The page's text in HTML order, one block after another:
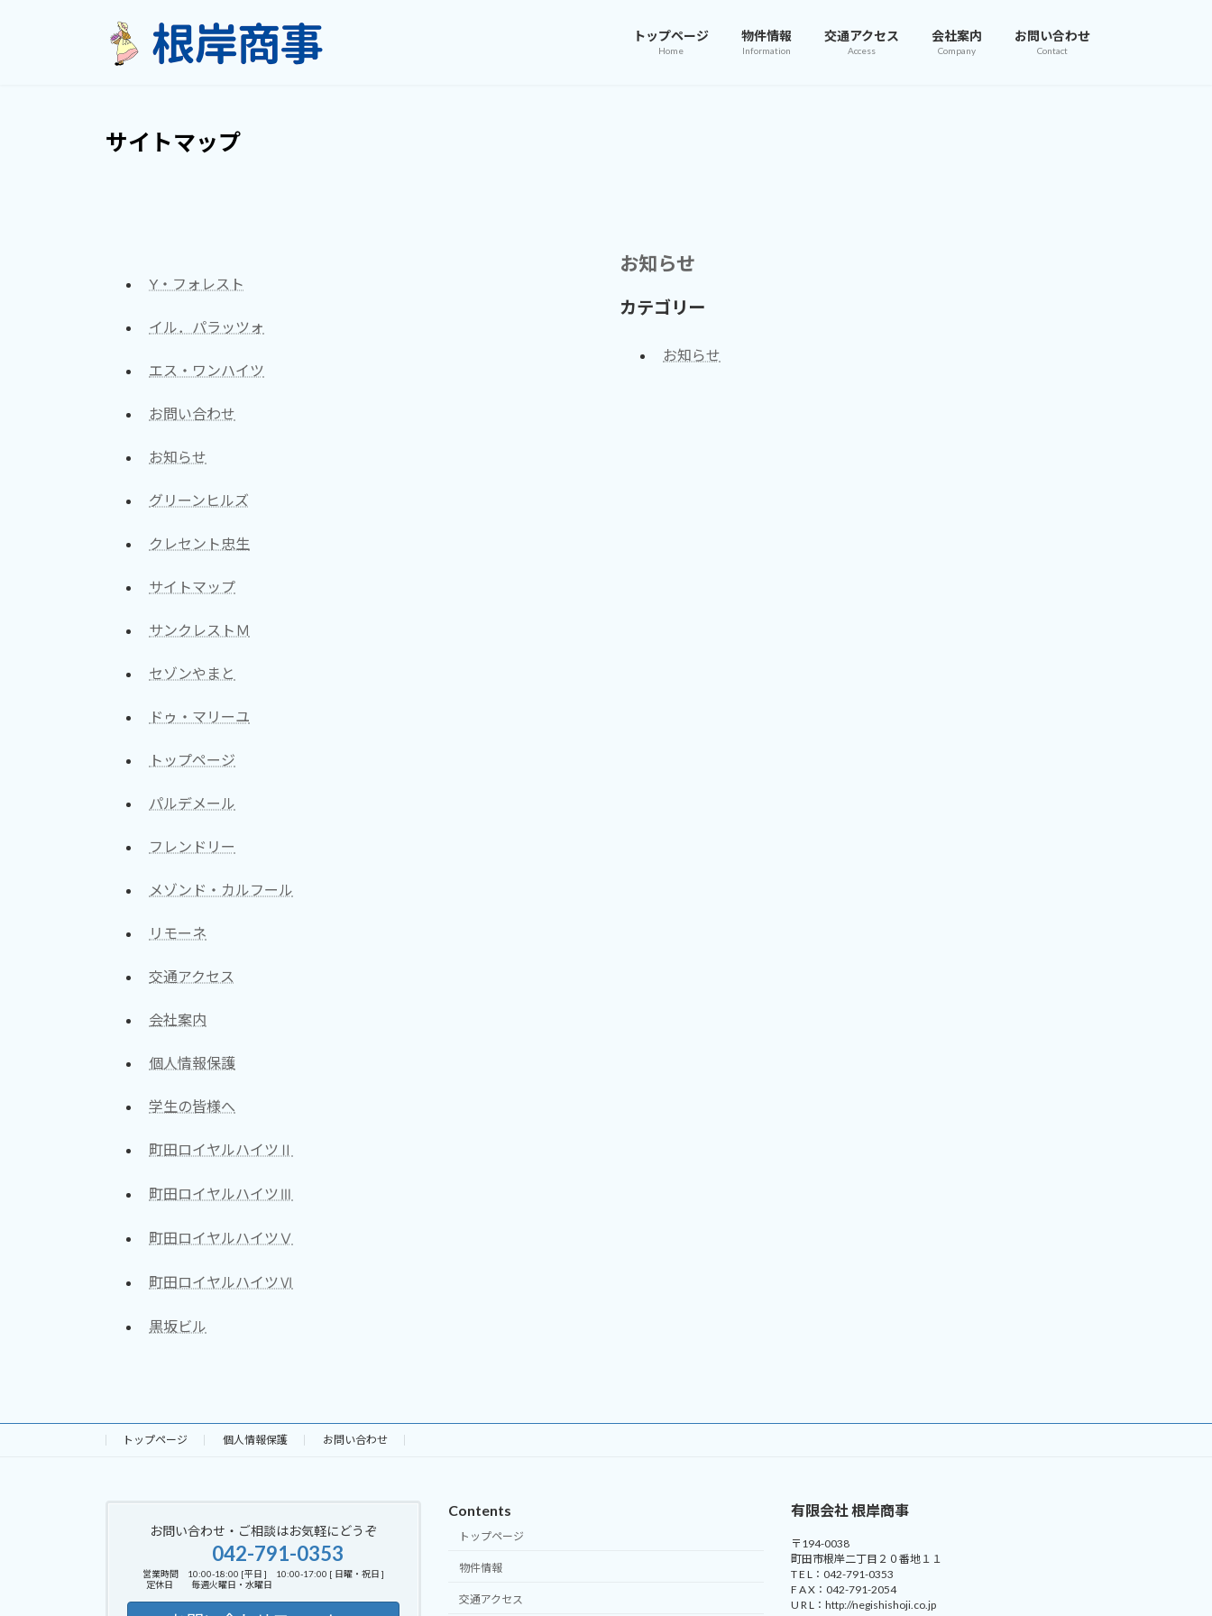
トップページ
Home
物件情報
Information
交通アクセス
Access
会社案内
Company
お問い合わせ
Contact
サイトマップ
Y・フォレスト
イル．パラッツォ
エス・ワンハイツ
お問い合わせ
お知らせ
グリーンヒルズ
クレセント忠生
サイトマップ
サンクレストＭ
セゾンやまと
ドゥ・マリーユ
トップページ
パルデメール
フレンドリー
メゾンド・カルフール
リモーネ
交通アクセス
会社案内
個人情報保護
学生の皆様へ
町田ロイヤルハイツⅡ
町田ロイヤルハイツⅢ
町田ロイヤルハイツⅤ
町田ロイヤルハイツⅥ
黒坂ビル
お知らせ
カテゴリー
お知らせ
トップページ 個人情報保護 お問い合わせ
お問い合わせ・ご相談はお気軽にどうぞ
042-791-0353
営業時間 10:00-18:00 [平日 ] 10:00-17:00 [ 日曜・祝日 ]
定休日 毎週火曜日・水曜日
Contents
トップページ
物件情報
交通アクセス
有限会社 根岸商事
〒194-0038
町田市根岸二丁目２０番地１１
T E L：042-791-0353
F A X：042-791-2054
U R L：http://negishishoji.co.jp